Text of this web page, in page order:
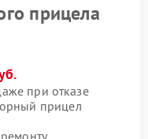
прицела
при отказе
прицел